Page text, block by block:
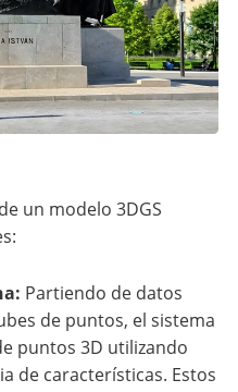
un modelo 3DGS
Partiendo de datos
de puntos, el sistema
puntos 3D utilizando
de características. Estos